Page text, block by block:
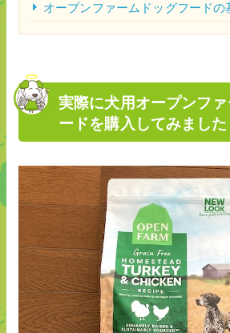
オープンファームドッグフードの
実際に犬用オープンフ
ードを購入してみました